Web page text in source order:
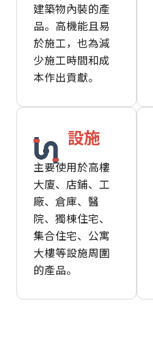
建築物內裝的產
品。高機能且易
於施工，也為減
少施工時間和成
本作出貢獻。
設施
主要使用於高樓
大廈、店鋪、工
廠、倉庫、醫
院、獨棟住宅、
集合住宅、公寓
大樓等設施周圍
的產品。